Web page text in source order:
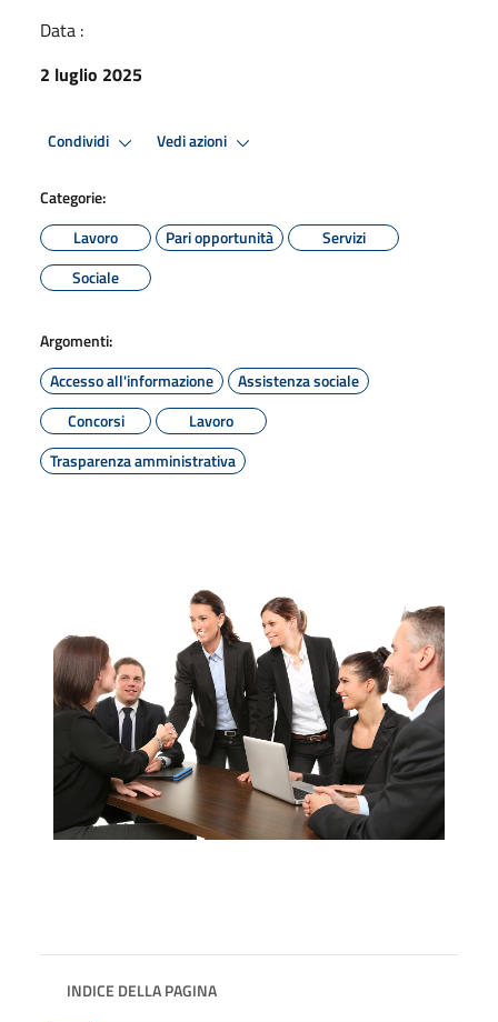
Data :
2 luglio 2025
Condividi Vedi azioni
Categorie:
Lavoro
Pari opportunità
Servizi
Sociale
Argomenti:
Accesso all'informazione
Assistenza sociale
Concorsi
Lavoro
Trasparenza amministrativa
INDICE DELLA PAGINA